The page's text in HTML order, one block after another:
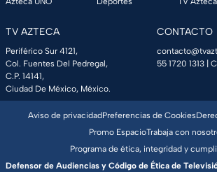
TV AZTECA
Periférico Sur 4121,
Col. Fuentes Del Pedregal,
C.P. 14141,
Ciudad De México, México.
CONTACTO
55 1720 1313 |
Aviso de privacidadPreferencias de Cookies
Promo EspacioTrabaja con
Programa de ética, integridad y
Defensor de Audiencias y Código de Ética de